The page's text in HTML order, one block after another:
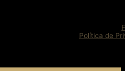
Política de